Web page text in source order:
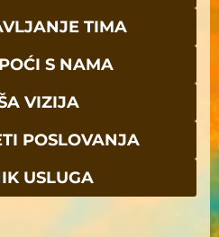
TIMA
S NAMA
VIZIJA
POSLOVANJA
USLUGA